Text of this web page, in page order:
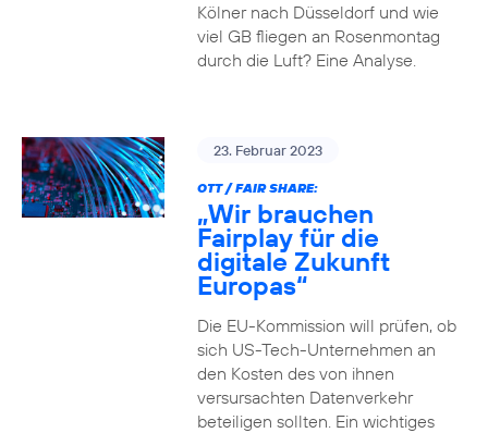
Kölner nach Düsseldorf und wie
viel GB fliegen an Rosenmontag
durch die Luft? Eine Analyse.
23. Februar 2023
OTT / FAIR SHARE:
„Wir brauchen
Fairplay für die
digitale Zukunft
Europas“
Die EU-Kommission will prüfen, ob
sich US-Tech-Unternehmen an
den Kosten des von ihnen
versursachten Datenverkehr
beteiligen sollten. Ein wichtiges